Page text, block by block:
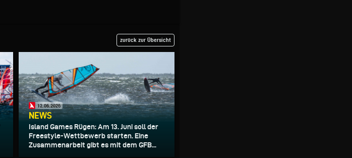
zurück zur Übersicht
12.06.2026
NEWS
Island Games Rügen: Am 13. Juni soll der
Freestyle-Wettbewerb starten. Eine
Zusammenarbeit gibt es mit dem GFB...